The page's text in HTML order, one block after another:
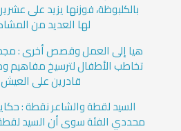
بالكلبوظة، فوزنها يزيد على
لها العديد من
هيا إلى العمل وقصص أخرى :
تخاطب الأطفال لترسيخ مفاهيم
قادرين على
السيد لقطة والشاعر نقطة :
محددي الفئة سوى أن السيد